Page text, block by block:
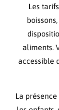
Les
aliments.
accessible
La